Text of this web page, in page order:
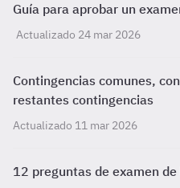
Guía para aprobar un
Actualizado 24 mar 2026
Contingencias comunes,
restantes contingencias
Actualizado 11 mar 2026
12 preguntas de examen